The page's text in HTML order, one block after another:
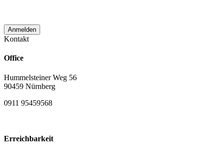
Kontakt
Office
Hummelsteiner Weg 56
90459 Nürnberg
0911 95459568
Erreichbarkeit